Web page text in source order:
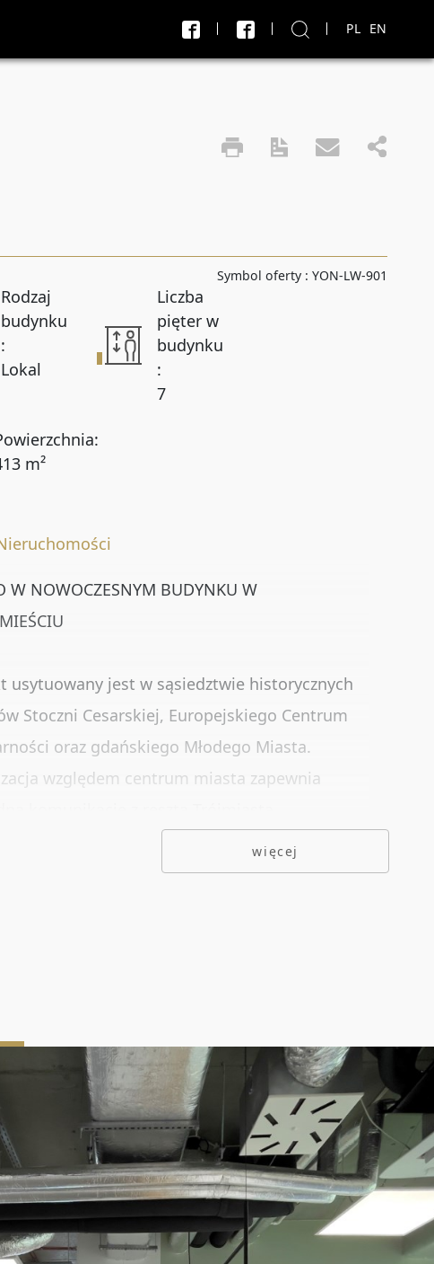
PL EN
X
Sprzedaż i wynajem
Liczba pokoi do
Powierzchnia do
Oferty bez prowizji Oferty na wyłączność
Symbol oferty : YON-LW-901
Rodzaj
budynku
:
Lokal
Liczba
pięter w
budynku
:
7
m²
W NOWOCZESNYM BUDYNKU W
usytuowany jest w sąsiedztwie historycznych
Stoczni Cesarskiej, Europejskiego Centrum
oraz gdańskiego Młodego Miasta.
względem centrum miasta zapewnia
pracy
sufity podwieszane
łącze światłowodowe
na parterze
najmu:
17,00 EUR/mkw
netto ok. 375 m - pow. brutto ok. 412,50 m
więcej